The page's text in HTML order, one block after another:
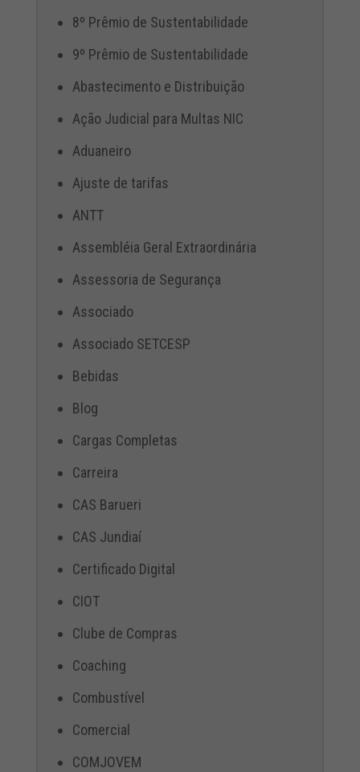
8º Prêmio de Sustentabilidade
9º Prêmio de Sustentabilidade
Abastecimento e Distribuição
Ação Judicial para Multas NIC
Aduaneiro
Ajuste de tarifas
ANTT
Assembléia Geral Extraordinária
Assessoria de Segurança
Associado
Associado SETCESP
Bebidas
Blog
Cargas Completas
Carreira
CAS Barueri
CAS Jundiaí
Certificado Digital
CIOT
Clube de Compras
Coaching
Combustível
Comercial
COMJOVEM